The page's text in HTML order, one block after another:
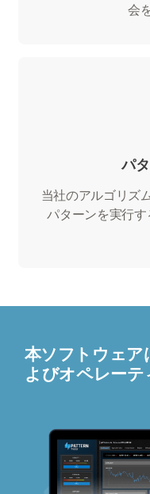
会
パ
当社のアルゴリズ
パターンを実行
本ソフトウェ
よびオペレー